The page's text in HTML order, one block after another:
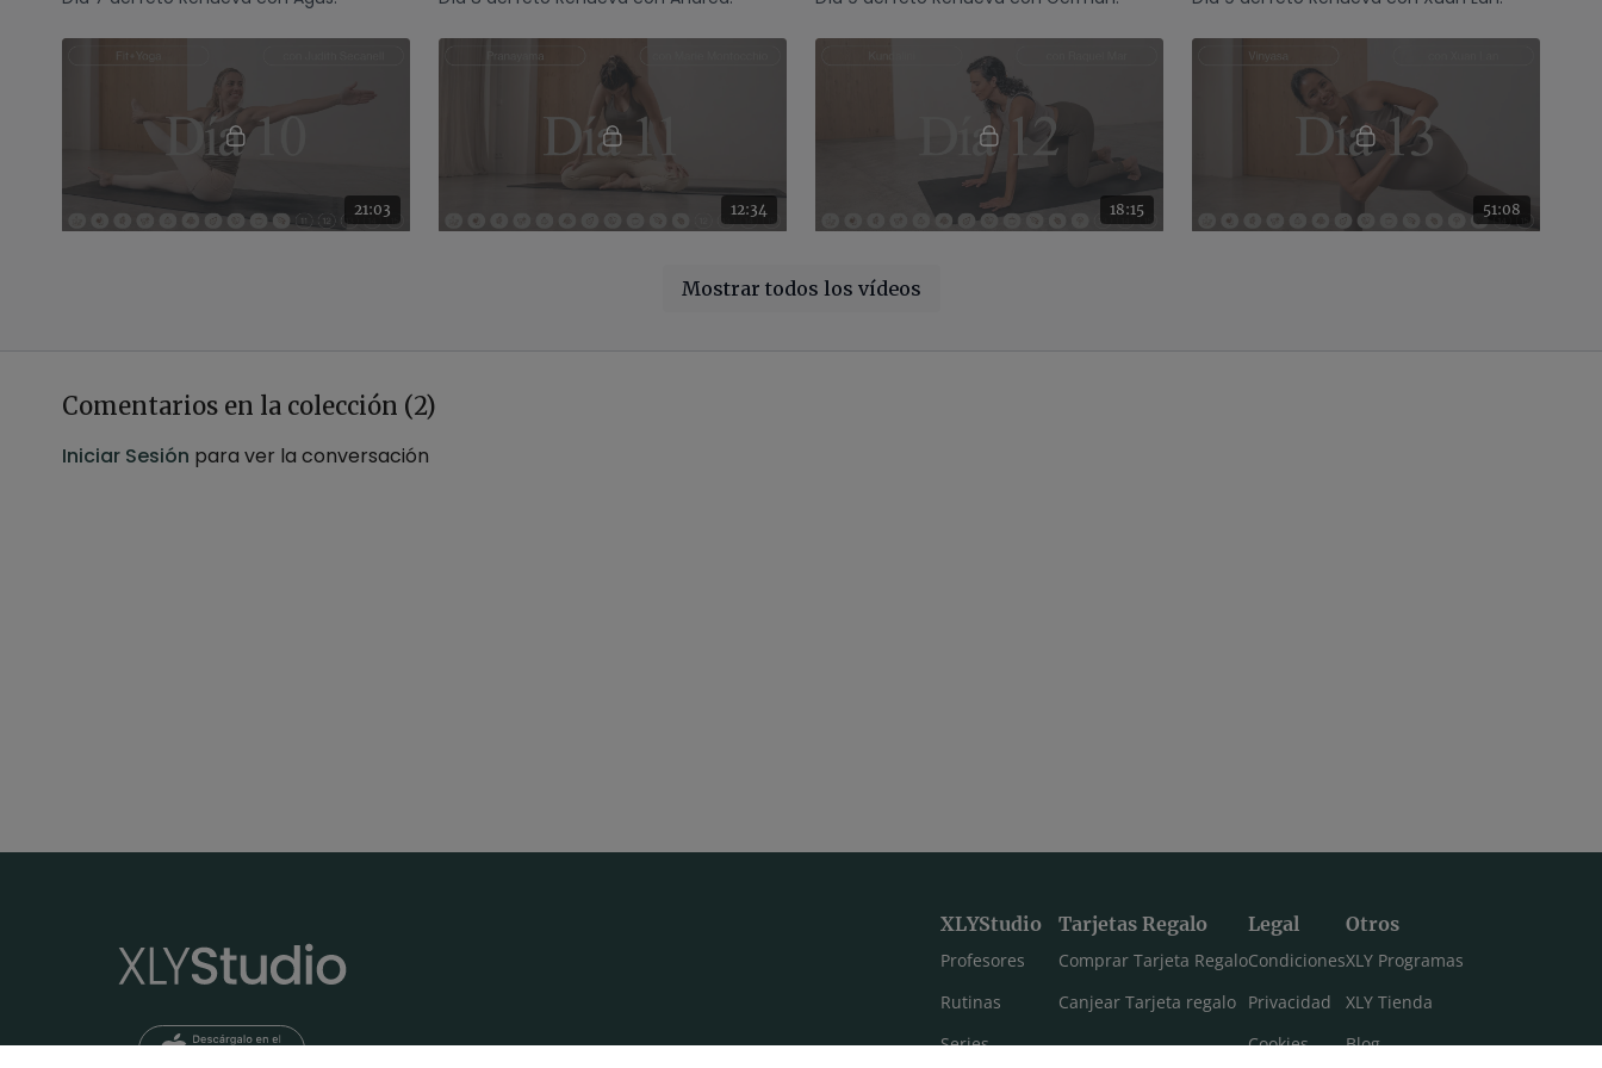
Mostrar todos los vídeos
21:03 12:34
Día 11 del reto Renueva con Marie.
18:15
Día 12 del reto Renueva con Raquel Mar.
51:08
Comentarios en la colección (2)
Iniciar Sesión para ver la conversación
XLYStudio
Profesores
Rutinas
Series
Tarjetas Regalo
Comprar Tarjeta Regalo
Canjear Tarjeta regalo
Legal
Condiciones
Privacidad
Cookies
Otros
XLY Programas
XLY Tienda
Blog